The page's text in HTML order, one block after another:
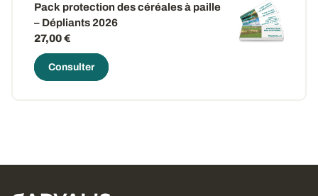
Pack protection des céréales à paille
– Dépliants 2026
27,00 €
Consulter